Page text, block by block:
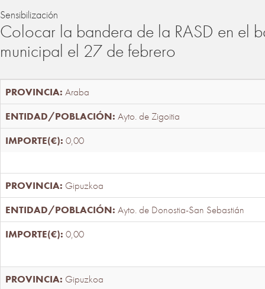
Sensibilización
Colocar la bandera de la RASD en el
municipal el 27 de febrero
Araba
Ayto. de Zigoitia
0,00
Gipuzkoa
Ayto. de Donostia-San Sebastián
0,00
Gipuzkoa